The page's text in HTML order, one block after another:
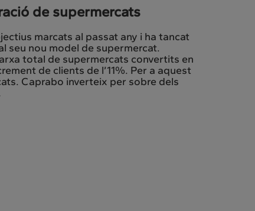
de supermercats
marcats al passat any i ha tancat
seu nou model de supermercat.
total de supermercats convertits en
de clients de l’11%. Per a aquest
Caprabo inverteix per sobre dels